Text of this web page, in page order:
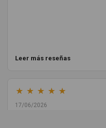
Leer más reseñas
★ ★ ★ ★ ★
17/06/2026